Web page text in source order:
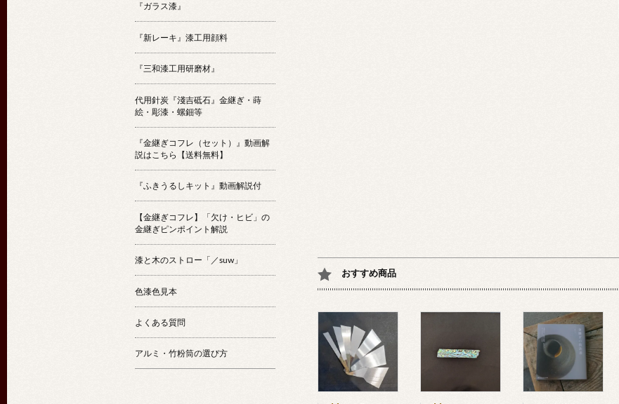
おすすめ商品
『ガラス漆』
『新レーキ』漆工用顔料
『三和漆工用研磨材』
代用針炭『淺吉砥石』金継ぎ・蒔
絵・彫漆・螺鈿等
『金継ぎコフレ（セット）』動画解
説はこちら【送料無料】
『ふきうるしキット』動画解説付
【金継ぎコフレ】「欠け・ヒビ」の
金継ぎピンポイント解説
漆と木のストロー「／suw」
色漆色見本
よくある質問
アルミ・竹粉筒の選び方